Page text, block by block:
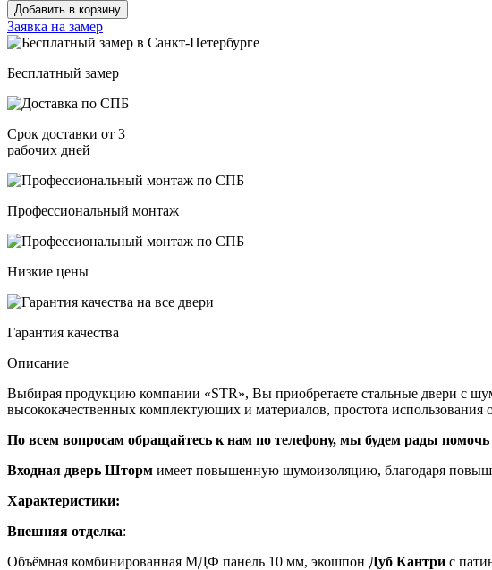
Добавить в корзину
Заявка на замер
Бесплатный замер
Срок доставки от 3
рабочих дней
Профессиональный монтаж
Низкие цены
Гарантия качества
Описание
Выбирая продукцию компании «STR», Вы приобретаете стальные двери с
высококачественных комплектующих и материалов, простота использования
По всем вопросам обращайтесь к нам по телефону, мы будем рады
Входная дверь Шторм имеет повышенную шумоизоляцию, благодаря
Характеристики:
Внешняя отделка:
Объёмная комбинированная МДФ панель 10 мм, экошпон Дуб Кантри с